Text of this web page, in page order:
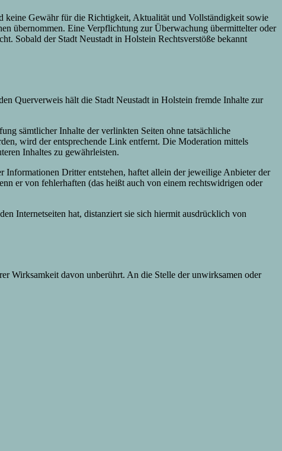
keine Gewähr für die Richtigkeit, Aktualität und Vollständigkeit sowie
übernommen. Eine Verpflichtung zur Überwachung übermittelter oder
Sobald der Stadt Neustadt in Holstein Rechtsverstöße bekannt
Querverweis hält die Stadt Neustadt in Holstein fremde Inhalte zur
sämtlicher Inhalte der verlinkten Seiten ohne tatsächliche
wird der entsprechende Link entfernt. Die Moderation mittels
Inhaltes zu gewährleisten.
Informationen Dritter entstehen, haftet allein der jeweilige Anbieter der
er von fehlerhaften (das heißt auch von einem rechtswidrigen oder
Internetseiten hat, distanziert sie sich hiermit ausdrücklich von
Wirksamkeit davon unberührt. An die Stelle der unwirksamen oder